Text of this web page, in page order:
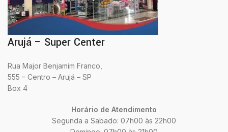
Arujá – Super Center
Rua Major Benjamim Franco,
555 – Centro – Arujá – SP
Box 4
Horário de Atendimento
Segunda a Sabado: 07h00 às 22h00